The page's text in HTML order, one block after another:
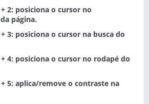
2: posiciona o cursor no
página.
3: posiciona o cursor na busca do
4: posiciona o cursor no rodapé do
5: aplica/remove o contraste na